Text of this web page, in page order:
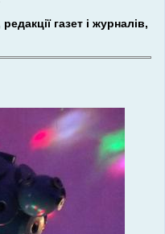
газет і журналів,